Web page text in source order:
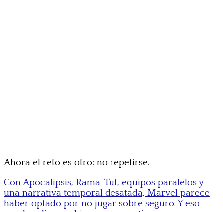
Ahora el reto es otro: no repetirse.
Con Apocalipsis, Rama-Tut, equipos paralelos y
una narrativa temporal desatada, Marvel parece
haber optado por no jugar sobre seguro. Y eso